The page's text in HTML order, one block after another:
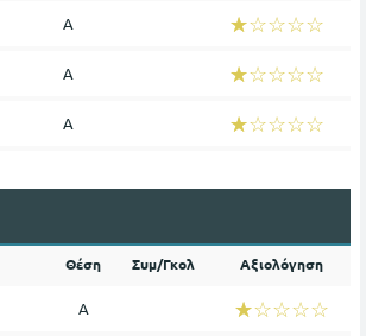
Α ☆☆☆☆☆
★★★★★
Α ☆☆☆☆☆
★★★★★
Α ☆☆☆☆☆
★★★★★
Θέση Συμ/Γκολ Αξιολόγηση
Α ☆☆☆☆☆
★★★★★